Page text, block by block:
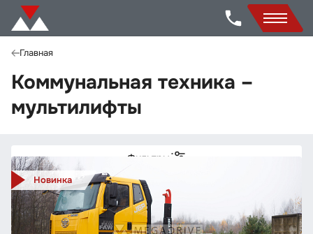
Главная
Коммунальная техника –
мультилифты
Фильтры
Новинка